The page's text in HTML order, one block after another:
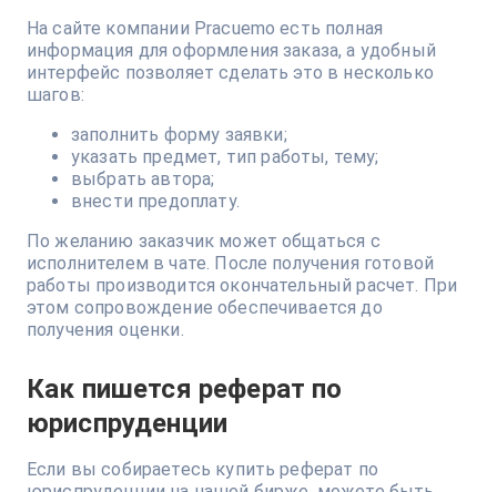
На сайте компании Pracuemо есть полная
информация для оформления заказа, а удобный
интерфейс позволяет сделать это в несколько
шагов:
заполнить форму заявки;
указать предмет, тип работы, тему;
выбрать автора;
внести предоплату.
По желанию заказчик может общаться с
исполнителем в чате. После получения готовой
работы производится окончательный расчет. При
этом сопровождение обеспечивается до
получения оценки.
Как пишется реферат по
юриспруденции
Если вы собираетесь купить реферат по